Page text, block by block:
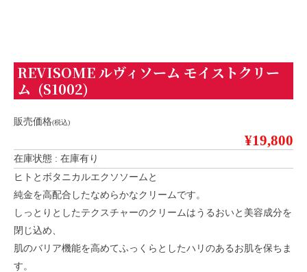
REVISOME ルヴィソーム モイストクリー
ム (S1002)
販売価格(税込)
¥19,800
在庫状態 : 在庫有り
ヒトとボタニカルエクソソームと
純金を高配合したなめらかなクリームです。
しっとりとしたテクスチャーのクリームはうるおいと美容成分を
閉じ込め、
肌のバリア機能を高めてふっくらとしたハリのあるお肌を保ちま
す。